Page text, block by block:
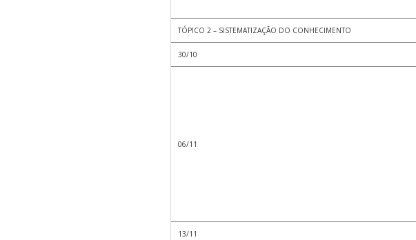
TÓPICO 2 – SISTEMATIZAÇÃO DO CONHECIMENTO
30/10
06/11
13/11